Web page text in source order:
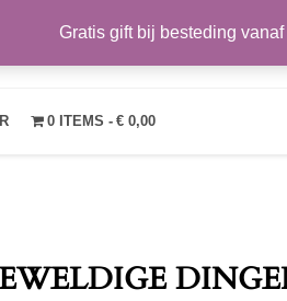
OVER ONS NIEUWS
0 ITEMS € 0,00
Gratis gift bij besteding vanaf